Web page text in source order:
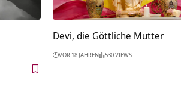
Devi, die Göttliche Mutter
VOR 18 JAHREN 530 VIEWS